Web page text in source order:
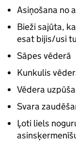
Asiņošana no
Bieži sajūta,
esat bijis/usi
Sāpes vēderā
Kunkulis
Vēdera
Svara
Ļoti liels